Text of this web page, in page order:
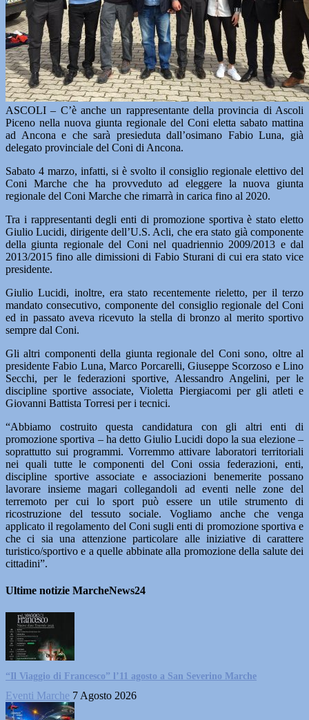
ASCOLI – C’è anche un rappresentante della provincia di Ascoli
Piceno nella nuova giunta regionale del Coni eletta sabato mattina
ad Ancona e che sarà presieduta dall’osimano Fabio Luna, già
delegato provinciale del Coni di Ancona.
Sabato 4 marzo, infatti, si è svolto il consiglio regionale elettivo del
Coni Marche che ha provveduto ad eleggere la nuova giunta
regionale del Coni Marche che rimarrà in carica fino al 2020.
Tra i rappresentanti degli enti di promozione sportiva è stato eletto
Giulio Lucidi, dirigente dell’U.S. Acli, che era stato già componente
della giunta regionale del Coni nel quadriennio 2009/2013 e dal
2013/2015 fino alle dimissioni di Fabio Sturani di cui era stato vice
presidente.
Giulio Lucidi, inoltre, era stato recentemente rieletto, per il terzo
mandato consecutivo, componente del consiglio regionale del Coni
ed in passato aveva ricevuto la stella di bronzo al merito sportivo
sempre dal Coni.
Gli altri componenti della giunta regionale del Coni sono, oltre al
presidente Fabio Luna, Marco Porcarelli, Giuseppe Scorzoso e Lino
Secchi, per le federazioni sportive, Alessandro Angelini, per le
discipline sportive associate, Violetta Piergiacomi per gli atleti e
Giovanni Battista Torresi per i tecnici.
“Abbiamo costruito questa candidatura con gli altri enti di
promozione sportiva – ha detto Giulio Lucidi dopo la sua elezione –
soprattutto sui programmi. Vorremmo attivare laboratori territoriali
nei quali tutte le componenti del Coni ossia federazioni, enti,
discipline sportive associate e associazioni benemerite possano
lavorare insieme magari collegandoli ad eventi nelle zone del
terremoto per cui lo sport può essere un utile strumento di
ricostruzione del tessuto sociale. Vogliamo anche che venga
applicato il regolamento del Coni sugli enti di promozione sportiva e
che ci sia una attenzione particolare alle iniziative di carattere
turistico/sportivo e a quelle abbinate alla promozione della salute dei
cittadini”.
Ultime notizie MarcheNews24
“Il Viaggio di Francesco” l’11 agosto a San Severino Marche
Eventi Marche 7 Agosto 2026